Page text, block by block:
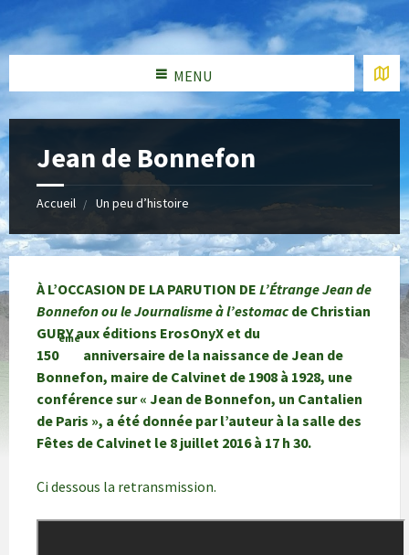
MENU
Jean de Bonnefon
Accueil Un peu d’histoire
À L’OCCASION DE LA PARUTION DE L’Étrange Jean de
Bonnefon ou le Journalisme à l’estomac de Christian
GURY aux éditions ErosOnyX et du
150
ème
anniversaire de la naissance de Jean de
Bonnefon, maire de Calvinet de 1908 à 1928, une
conférence sur « Jean de Bonnefon, un Cantalien
de Paris », a été donnée par l’auteur à la salle des
Fêtes de Calvinet le 8 juillet 2016 à 17 h 30.
Ci dessous la retransmission.